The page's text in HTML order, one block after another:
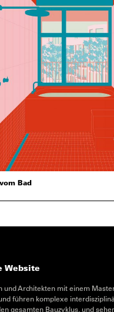
Bad
Website
und Architekten mit einem
führen komplexe
gesamten Bauzyklus, und